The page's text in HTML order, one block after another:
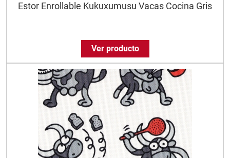
Estor Enrollable Kukuxumusu Vacas Cocina Gris
Ver producto